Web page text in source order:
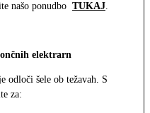
našo ponudbo TUKAJ.
elektrarn
odloči šele ob težavah. S
za: